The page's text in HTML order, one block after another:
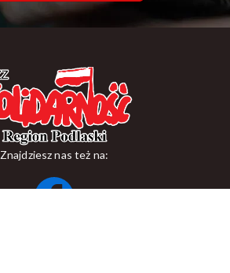
Znajdziesz nas też na: